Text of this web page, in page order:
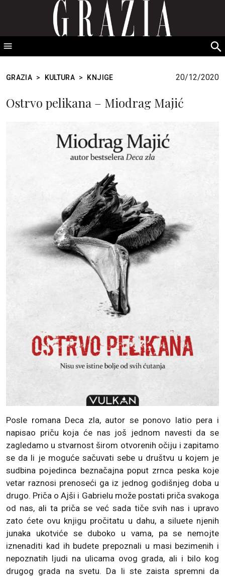
GRAZIA Srbija
GRAZIA > KULTURA > KNJIGE 20/12/2020
Ostrvo pelikana – Miodrag Majić
Posle romana Deca zla, autor se ponovo latio pera i
napisao priču koja će nas još jednom navesti da se
zagledamo u stvarnost širom otvorenih očiju i zapitamo
se da li je moguće sačuvati sebe u društvu u kojem je
sudbina pojedinca beznačajna poput zrnca peska koje
vetar raznosi prenoseći ga iz jednog godišnjeg doba u
drugo. Priča o Ajši i Gabrielu može postati priča svakoga
od nas, ali ta priča se već sada tiče svih nas i upravo
zato ćete ovu knjigu pročitatu u dahu, a siluete njenih
junaka ukotviće se duboko u vama, pa se nemojte
iznenaditi kad ih budete prepoznali u masi bezimenih i
nepoznatih ljudi na ulicama ovog grada, ali i bilo kog
drugog grada na svetu. Da li ste zaista spremni da